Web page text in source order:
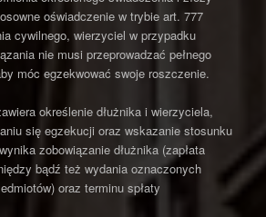
oświadczenie w trybie art. 777
cywilnego, wierzyciel w przypadku
nie musi przeprowadzać pełnego
móc egzekwować swoje roszczenie.
określenie dłużnika i wierzyciela,
się egzekucji oraz wskazanie stosunku
zobowiązanie dłużnika (zapłata
bądź też wydania oznaczonych
oraz terminu spłaty